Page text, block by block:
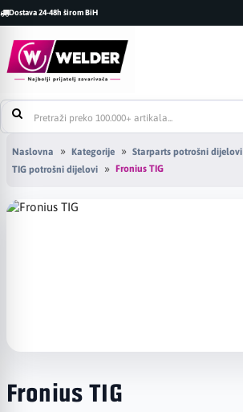
Dostava 24-48h širom BiH
Naslovna Kategorije
Starparts potrošni dijelovi
TIG potrošni dijelovi
Fronius TIG
Fronius TIG